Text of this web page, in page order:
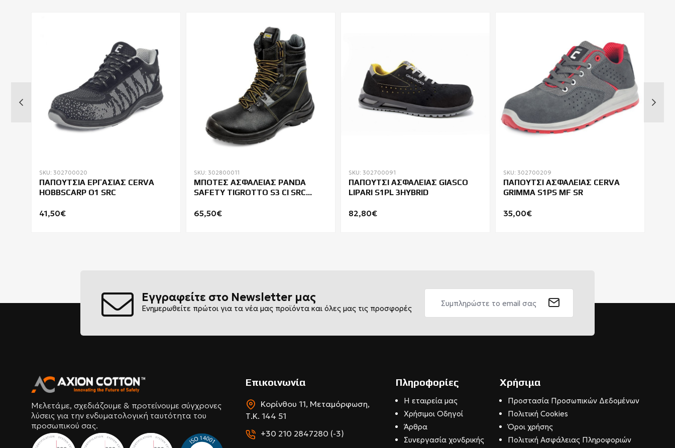
SKU: 302700020
ΠΑΠΟΥΤΣΙΑ ΕΡΓΑΣΙΑΣ CERVA
HOBBSCARP O1 SRC
41,50€
SKU: 302800011
ΜΠΟΤΕΣ ΑΣΦΑΛΕΙΑΣ PANDA
SAFETY TIGROTTO S3 CI SRC
65,50€
SKU: 302700091
ΠΑΠΟΥΤΣΙ ΑΣΦΑΛΕΙΑΣ GIASCO
LIPARI S1PL 3HYBRID
82,80€
SKU: 302700209
ΠΑΠΟΥΤΣΙ ΑΣΦΑΛΕΙΑΣ CERVA
GRIMMA S1PS MF SR
35,00€
Εγγραφείτε στο Newsletter μας
Ενημερωθείτε πρώτοι για τα νέα μας προϊόντα και όλες μας τις προσφορές
Μελετάμε, σχεδιάζουμε & προτείνουμε σύγχρονες
λύσεις για την ενδυματολογική ταυτότητα του
προσωπικού σας.
Επικοινωνία
Κορίνθου 11, Μεταμόρφωση,
Τ.Κ. 144 51
+30 210 2847280 (-3)
Πληροφορίες
Η εταιρεία μας
Χρήσιμοι Οδηγοί
Άρθρα
Συνεργασία χονδρικής
Χρήσιμα
Προστασία Προσωπικών Δεδομένων
Πολιτική Cookies
Όροι χρήσης
Πολιτική Ασφάλειας Πληροφοριών